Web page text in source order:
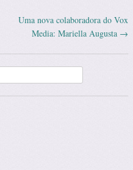
Uma nova colaboradora do Vox
Media: Mariella Augusta →